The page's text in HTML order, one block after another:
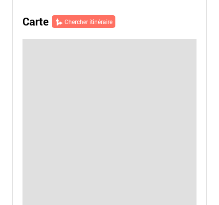
Carte Chercher itinéraire